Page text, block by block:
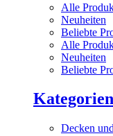
Alle
Neuheiten
Beliebte
Alle
Neuheiten
Beliebte
Kategorien
Decken